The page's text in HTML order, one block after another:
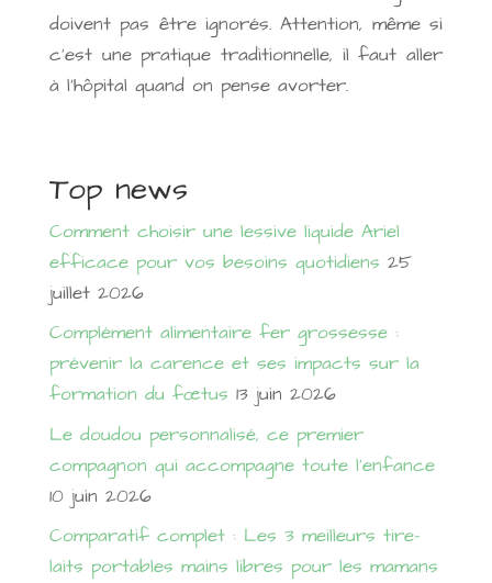
doivent pas être ignorés. Attention, même si
c’est une pratique traditionnelle, il faut aller
à l’hôpital quand on pense avorter.
Top news
Comment choisir une lessive liquide Ariel
efficace pour vos besoins quotidiens 25
juillet 2026
Complément alimentaire fer grossesse :
prévenir la carence et ses impacts sur la
formation du fœtus 13 juin 2026
Le doudou personnalisé, ce premier
compagnon qui accompagne toute l’enfance
10 juin 2026
Comparatif complet : Les 3 meilleurs tire-
laits portables mains libres pour les mamans